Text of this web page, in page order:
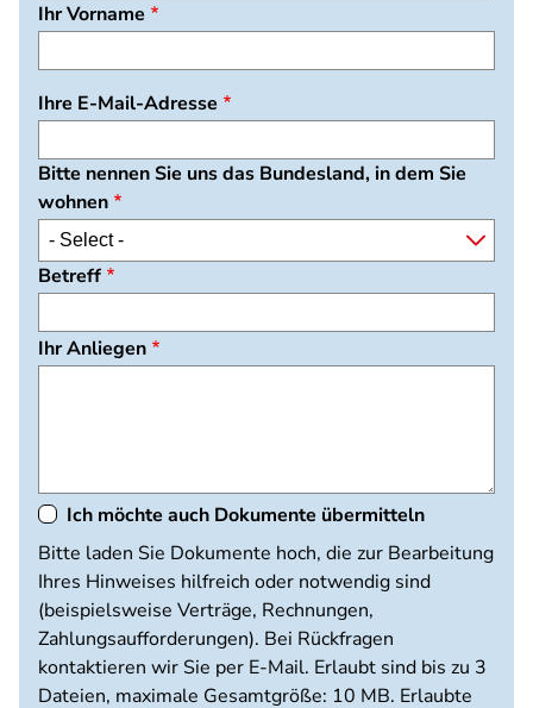
Ihr Vorname
Ihre E-Mail-Adresse
Bitte nennen Sie uns das Bundesland, in dem Sie
wohnen
Betreff
Ihr Anliegen
Ich möchte auch Dokumente übermitteln
Dokumente
hochladen
Bitte laden Sie Dokumente hoch, die zur Bearbeitung
Ihres Hinweises hilfreich oder notwendig sind
(beispielsweise Verträge, Rechnungen,
Zahlungsaufforderungen). Bei Rückfragen
kontaktieren wir Sie per E-Mail. Erlaubt sind bis zu 3
Dateien, maximale Gesamtgröße: 10 MB. Erlaubte